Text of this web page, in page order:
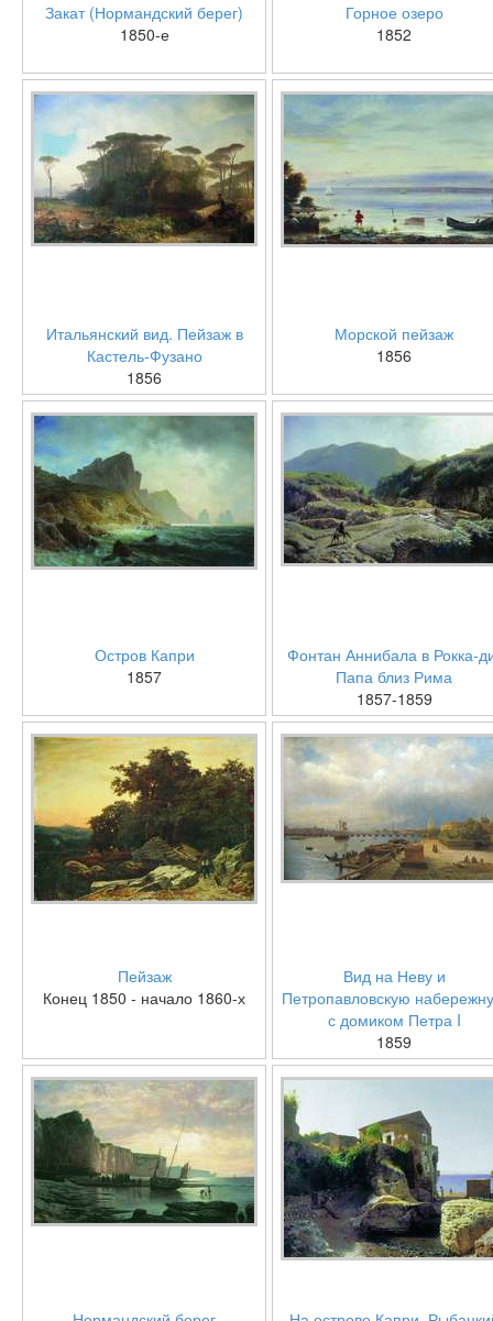
Закат (Нормандский берег)
1850-е
Горное озеро
1852
Итальянский вид. Пейзаж в
Кастель-Фузано
1856
Морской пейзаж
1856
Остров Капри
1857
Фонтан Аннибала в Рокка-
Папа близ Рима
1857-1859
Пейзаж
Конец 1850 - начало 1860-х
Вид на Неву и
Петропавловскую
с домиком Петра I
1859